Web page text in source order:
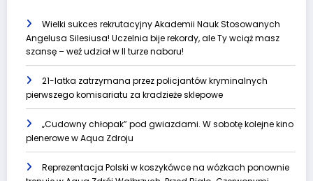
Wielki sukces rekrutacyjny Akademii Nauk Stosowanych
Angelusa Silesiusa! Uczelnia bije rekordy, ale Ty wciąż masz
szansę – weź udział w II turze naboru!
21-latka zatrzymana przez policjantów kryminalnych
pierwszego komisariatu za kradzieże sklepowe
„Cudowny chłopak” pod gwiazdami. W sobotę kolejne kino
plenerowe w Aqua Zdroju
Reprezentacja Polski w koszykówce na wózkach ponownie